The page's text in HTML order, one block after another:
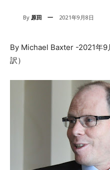
By 原田 一 2021年9月8日
By Michael Baxter -2021年9
訳）